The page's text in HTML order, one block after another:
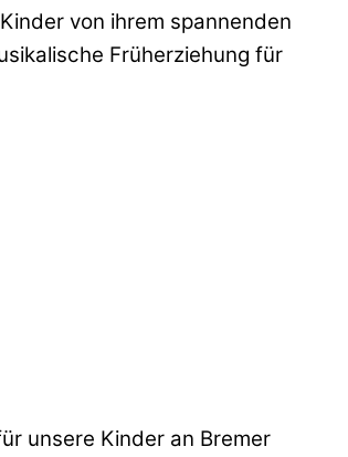
von ihrem spannenden
Früherziehung für
unsere Kinder an Bremer